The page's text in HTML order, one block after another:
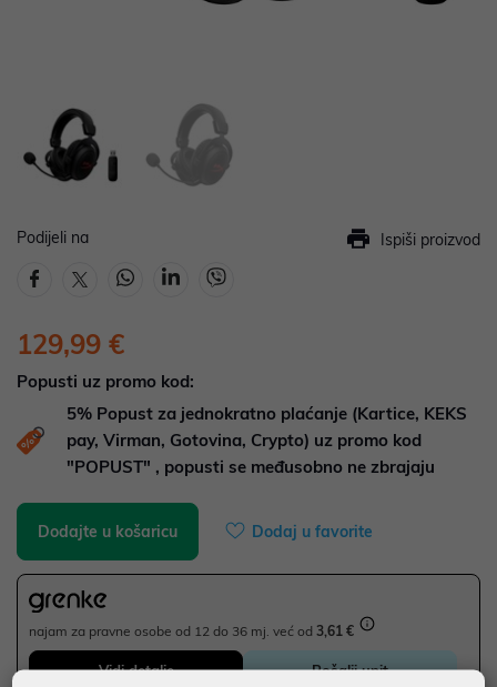
Podijeli na Ispiši proizvod
129,99 €
Popusti uz promo kod:
5% Popust za jednokratno plaćanje (Kartice, KEKS
pay, Virman, Gotovina, Crypto) uz promo kod
"POPUST" , popusti se međusobno ne zbrajaju
Dodajte u košaricu Dodaj u favorite
najam za pravne osobe od 12 do 36 mj. već od 3,61 €
Vidi detalje Pošalji upit